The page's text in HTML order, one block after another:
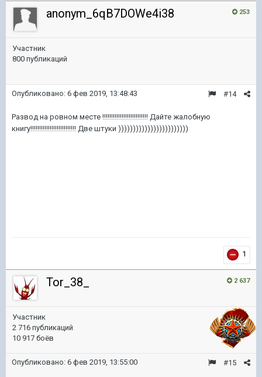
253
anonym_6qB7DOWe4i38
Участник
800 публикаций
#14
Опубликовано: 6 фев 2019, 13:48:43
Развод на ровном месте !!!!!!!!!!!!!!!!!!!!!!!!!! Дайте жалобную
книгу!!!!!!!!!!!!!!!!!!!!!!!!!! Две штуки ))))))))))))))))))))))))
1
2 637
Tor_38_
Участник
2 716 публикаций
10 917 боёв
#15
Опубликовано: 6 фев 2019, 13:55:00